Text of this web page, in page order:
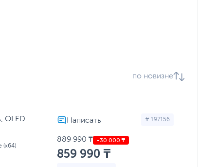
по новизне
OLED
(x64)
# 197156
889 990 ₸
859 990 ₸